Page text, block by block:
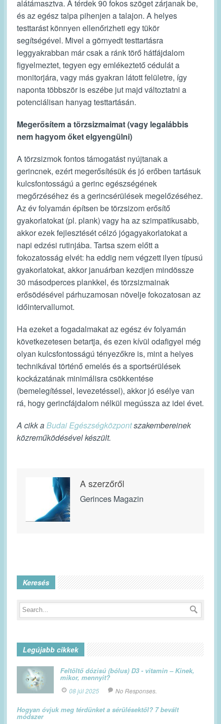
alátámasztva. A térdek 90 fokos szöget zárjanak be,
és az egész talpa pihenjen a talajon. A helyes
testtarást könnyen ellenőrizheti egy tükör
segítségével. Mivel a görnyedt testtartásra
leggyakrabban már csak a ránk törő hátfájdalom
figyelmeztet, tegyen egy emlékeztető cédulát a
monitorjára, vagy más gyakran látott felületre, így
naponta többször is eszébe jut majd változtatni a
potenciálisan hanyag testtartásán.
Megerősítem a törzsizmaimat (vagy legalábbis
nem hagyom őket elgyengülni)
A törzsizmok fontos támogatást nyújtanak a
gerincnek, ezért megerősítésük és jó erőben tartásuk
kulcsfontosságú a gerinc egészségének
megőrzéséhez és a gerincsérülések megelőzéséhez.
Az év folyamán építsen be törzsizom erősítő
gyakorlatokat (pl. plank) vagy ha az szimpatikusabb,
akkor ezek fejlesztését célzó jógagyakorlatokat a
napi edzési rutinjába. Tartsa szem előtt a
fokozatosság elvét: ha eddig nem végzett ilyen típusú
gyakorlatokat, akkor januárban kezdjen mindössze
30 másodperces plankkel, és törzsizmainak
erősödésével párhuzamosan növelje fokozatosan az
időintervallumot.
Ha ezeket a fogadalmakat az egész év folyamán
következetesen betartja, és ezen kívül odafigyel még
olyan kulcsfontosságú tényezőkre is, mint a helyes
technikával történő emelés és a sportsérülések
kockázatának minimálisra csökkentése
(bemelegítéssel, levezetéssel), akkor jó esélye van
rá, hogy gerincfájdalom nélkül megússza az idei évet.
A cikk aBudai Egészségközpontszakembereinek
közreműködésével készült.
A szerzőről
Gerinces Magazin
Keresés
Legújabb cikkek
Feltöltő dózisú (bólus) D3 - vitamin – Kinek,
mikor, mennyit?
08 júl 2025 No Responses.
Hogyan óvjuk meg térdünket a sérülésektől? 7 bevált
módszer